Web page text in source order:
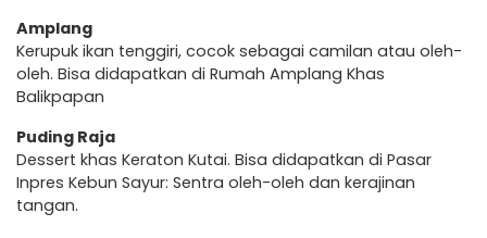
Amplang
Kerupuk ikan tenggiri, cocok sebagai camilan atau oleh-
oleh. Bisa didapatkan di Rumah Amplang Khas
Balikpapan
Puding Raja
Dessert khas Keraton Kutai. Bisa didapatkan di Pasar
Inpres Kebun Sayur: Sentra oleh-oleh dan kerajinan
tangan.